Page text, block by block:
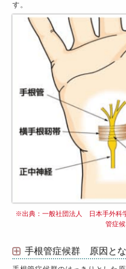
す。
出典：一般社団法人 日本手外
管症
手根管症候群 原因と